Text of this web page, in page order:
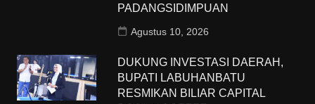
PADANGSIDIMPUAN
Agustus 10, 2026
DUKUNG INVESTASI DAERAH,
BUPATI LABUHANBATU
RESMIKAN BILIAR CAPITAL